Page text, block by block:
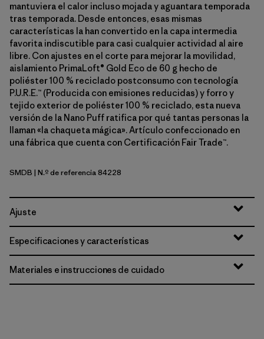
mantuviera el calor incluso mojada y aguantara temporada
tras temporada. Desde entonces, esas mismas
características la han convertido en la capa intermedia
favorita indiscutible para casi cualquier actividad al aire
libre. Con ajustes en el corte para mejorar la movilidad,
aislamiento PrimaLoft® Gold Eco de 60 g hecho de
poliéster 100 % reciclado postconsumo con tecnología
P.U.R.E.™ (Producida con emisiones reducidas) y forro y
tejido exterior de poliéster 100 % reciclado, esta nueva
versión de la Nano Puff ratifica por qué tantas personas la
llaman «la chaqueta mágica». Artículo confeccionado en
una fábrica que cuenta con Certificación Fair Trade™.
Smolder Blue
SMDB | N.º de referencia 84228
Ajuste
Especificaciones y características
Materiales e instrucciones de cuidado